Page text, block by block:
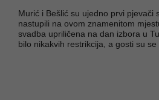
Murić i Bešlić su ujedno prvi pjevači
nastupili na ovom znamenitom
svadba upriličena na dan izbora u
bilo nikakvih restrikcija, a gosti su se